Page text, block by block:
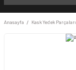
Anasayfa Kask Yedek Parçaları